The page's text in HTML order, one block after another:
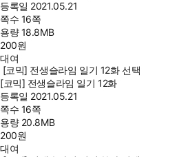
등록일 2021.05.21
쪽수 16쪽
용량18.8MB
200원
대여
[코믹] 전생슬라임 일기 12화 선택
[코믹] 전생슬라임 일기 12화
등록일 2021.05.21
쪽수 16쪽
용량 20.8MB
200원
대여